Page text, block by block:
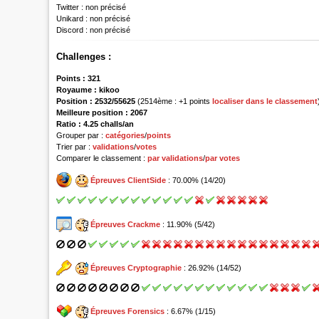
Twitter : non précisé
Unikard : non précisé
Discord : non précisé
Challenges :
Points : 321
Royaume : kikoo
Position : 2532/55625(2514ème : +1 pointslocaliser dans le classement
Meilleure position : 2067
Ratio : 4.25 challs/an
Grouper par :catégories/points
Trier par :validations/votes
Comparer le classement :par validations/par votes
Épreuves ClientSide : 70.00% (14/20)
Épreuves Crackme : 11.90% (5/42)
Épreuves Cryptographie : 26.92% (14/52)
Épreuves Forensics : 6.67% (1/15)